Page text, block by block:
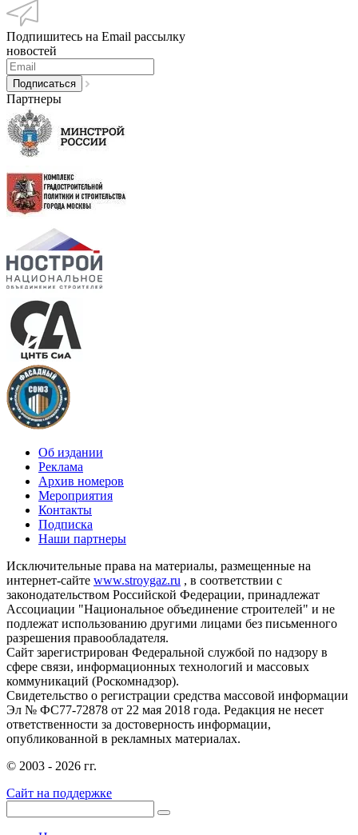
Подпишитесь на Email рассылку
новостей
Партнеры
Об издании
Реклама
Архив номеров
Мероприятия
Контакты
Подписка
Наши партнеры
Исключительные права на материалы, размещенные на
интернет-сайте www.stroygaz.ru , в соответствии с
законодательством Российской Федерации, принадлежат
Ассоциации "Национальное объединение строителей" и не
подлежат использованию другими лицами без письменного
разрешения правообладателя.
Сайт зарегистрирован Федеральной службой по надзору в
сфере связи, информационных технологий и массовых
коммуникаций (Роскомнадзор).
Свидетельство о регистрации средства массовой информации
Эл № ФС77-72878 от 22 мая 2018 года. Редакция не несет
ответственности за достоверность информации,
опубликованной в рекламных материалах.
© 2003 - 2026 гг.
Сайт на поддержке